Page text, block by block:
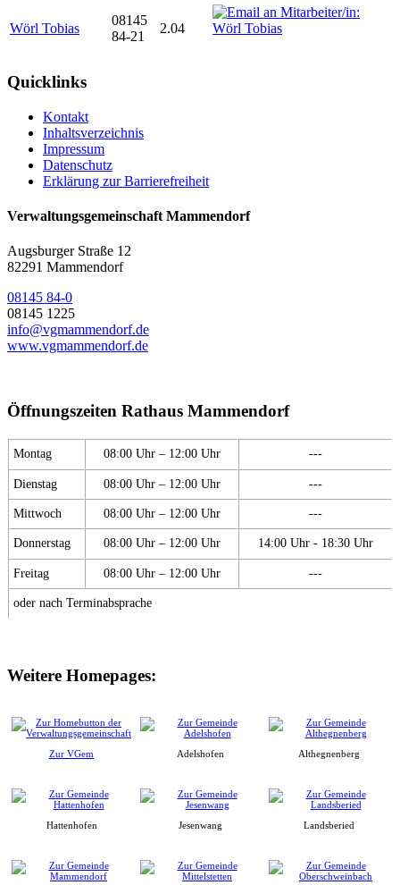
Wörl Tobias
08145
84-21
2.04
Quicklinks
Kontakt
Inhaltsverzeichnis
Impressum
Datenschutz
Erklärung zur Barrierefreiheit
Verwaltungsgemeinschaft Mammendorf
Augsburger Straße 12
82291 Mammendorf
08145 84-0
08145 1225
info@vgmammendorf.de
www.vgmammendorf.de
Öffnungszeiten Rathaus Mammendorf
Montag 08:00 Uhr – 12:00 Uhr ---
Dienstag 08:00 Uhr – 12:00 Uhr ---
Mittwoch 08:00 Uhr – 12:00 Uhr ---
Donnerstag 08:00 Uhr – 12:00 Uhr 14:00 Uhr - 18:30 Uhr
Freitag 08:00 Uhr – 12:00 Uhr ---
oder nach Terminabsprache
Weitere Homepages:
Zur VGem Adelshofen Althegnenberg
Hattenhofen Jesenwang Landsberied